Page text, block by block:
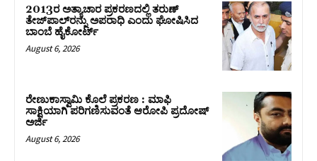
2013ರ ಅತ್ಯಾಚಾರ ಪ್ರಕರಣದಲ್ಲಿ ತರುಣ್
ತೇಜ್‌ಪಾಲ್‌ರನ್ನು ಅಪರಾಧಿ ಎಂದು ಘೋಷಿಸಿದ
ಬಾಂಬೆ ಹೈಕೋರ್ಟ್
August 6, 2026
ರೇಣುಕಾಸ್ವಾಮಿ ಕೊಲೆ ಪ್ರಕರಣ : ಮಾಫಿ
ಸಾಕ್ಷಿಯಾಗಿ ಪರಿಗಣಿಸುವಂತೆ ಆರೋಪಿ ಪ್ರದೋಷ್‌
ಅರ್ಜಿ
August 6, 2026